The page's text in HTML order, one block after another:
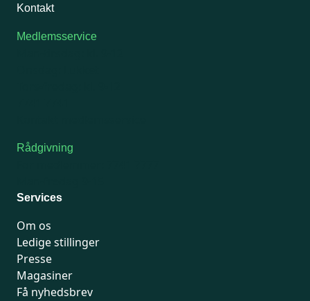
Kontakt
Medlemsservice
Rådgivning
Services
Om os
Ledige stillinger
Presse
Magasiner
Få nyhedsbrev